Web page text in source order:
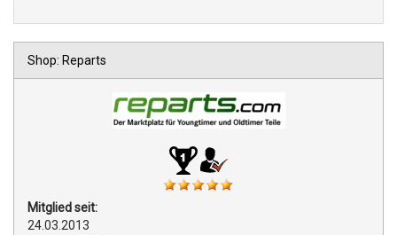
Shop: Reparts
Mitglied seit:
24.03.2013